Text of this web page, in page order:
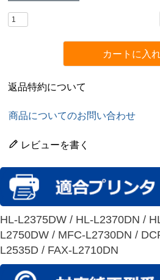
カートに入
返品特約について
商品についてのお問い合わせ
レビューを書く
HL-L2375DW / HL-L2370DN /
L2750DW / MFC-L2730DN /
L2535D / FAX-L2710DN